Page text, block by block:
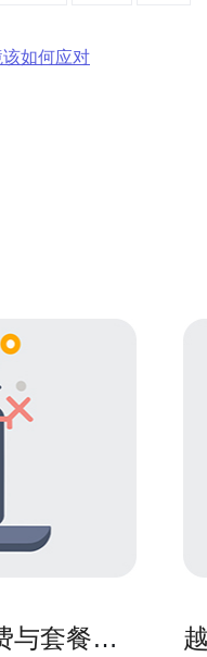
如何应对
与套餐对